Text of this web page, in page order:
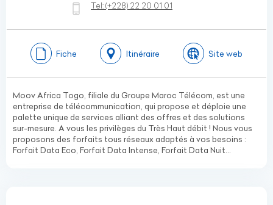
Tel:(+228) 22 20 01 01
Fiche Itinéraire Site web
Moov Africa Togo, filiale du Groupe Maroc Télécom, est une
entreprise de télécommunication, qui propose et déploie une
palette unique de services alliant des offres et des solutions
sur-mesure. A vous les privilèges du Très Haut débit ! Nous vous
proposons des forfaits tous réseaux adaptés à vos besoins :
Forfait Data Eco, Forfait Data Intense, Forfait Data Nuit…